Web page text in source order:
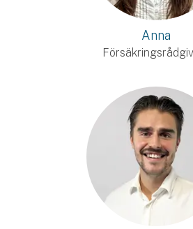
Anna